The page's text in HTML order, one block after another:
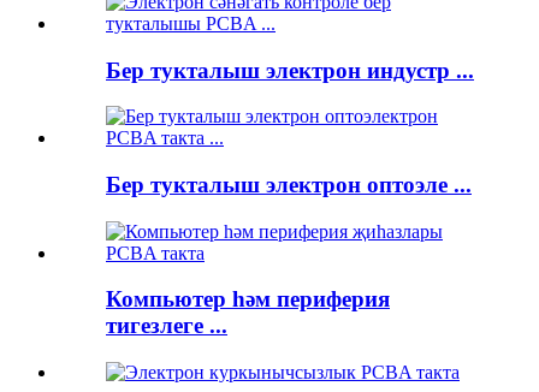
Бер тукталыш электрон индустр ...
Бер тукталыш электрон оптоэле ...
Компьютер һәм периферия
тигезлеге ...